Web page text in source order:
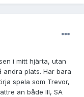
i mitt hjärta, utan
andra plats. Har bara
spela som Trevor,
än både III, SA